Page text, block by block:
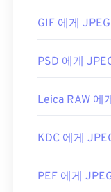
개발자: Adobe
최초 출시: 1992
램"을 선택하세
이션, Apple
유용한 링크:
https://
GIF 에게 JPEG
PSD 에게
Leica RAW 에
KDC 에게
PEF 에게